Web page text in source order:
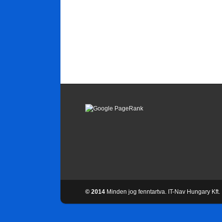
© 2014 Minden jog fenntartva. IT-Nav Hungary Kft.